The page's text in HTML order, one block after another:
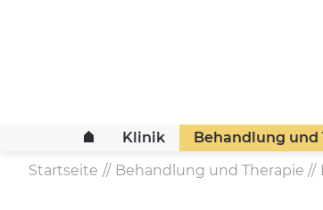
Klinik Behandlung und
Startseite
Behandlung und Therapie